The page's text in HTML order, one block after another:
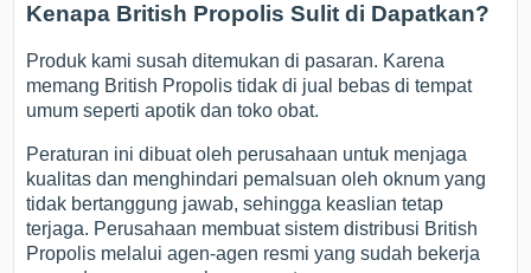
Kenapa British Propolis Sulit di Dapatkan?
Produk kami susah ditemukan di pasaran. Karena
memang British Propolis tidak di jual bebas di tempat
umum seperti apotik dan toko obat.
Peraturan ini dibuat oleh perusahaan untuk menjaga
kualitas dan menghindari pemalsuan oleh oknum yang
tidak bertanggung jawab, sehingga keaslian tetap
terjaga. Perusahaan membuat sistem distribusi British
Propolis melalui agen-agen resmi yang sudah bekerja